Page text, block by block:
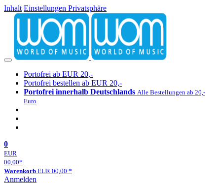
Inhalt Einstellungen Privatsphäre
Portofrei ab EUR 20,-
Portofrei bestellen ab EUR 20,-
Portofrei innerhalb Deutschlands Alle Bestellungen ab 20,-
Euro
0
EUR
00,00*
Warenkorb EUR 00,00 *
Anmelden